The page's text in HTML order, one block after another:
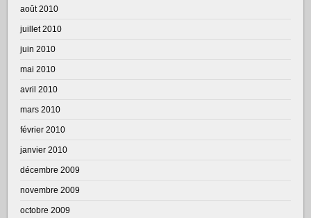
août 2010
juillet 2010
juin 2010
mai 2010
avril 2010
mars 2010
février 2010
janvier 2010
décembre 2009
novembre 2009
octobre 2009